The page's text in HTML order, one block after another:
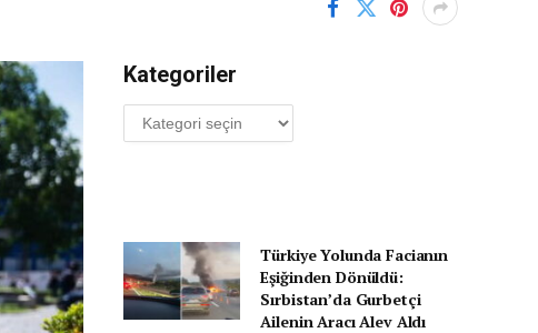
Kategoriler
Kategoriler
Türkiye Yolunda Facianın
Eşiğinden Dönüldü:
Sırbistan’da Gurbetçi
Ailenin Aracı Alev Aldı